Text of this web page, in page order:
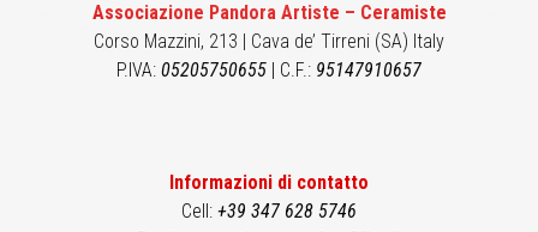
Associazione Pandora Artiste – Ceramiste
Corso Mazzini, 213 | Cava de’ Tirreni (SA) Italy
P.IVA: 05205750655 | C.F.: 95147910657
Informazioni di contatto
Cell: +39 347 628 5746